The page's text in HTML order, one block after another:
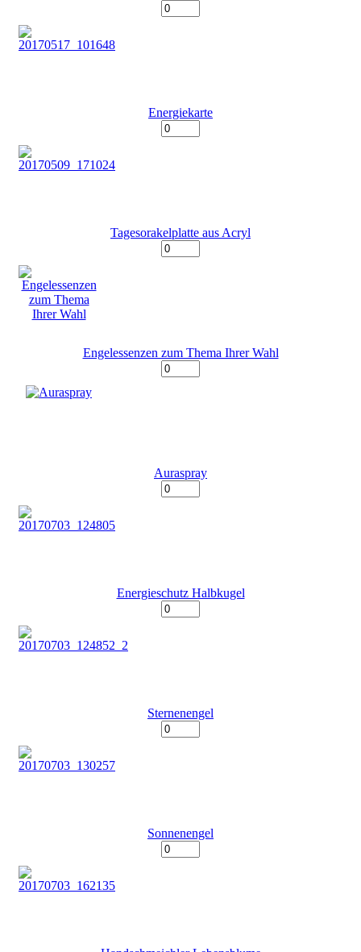
Energiekarte
Tagesorakelplatte aus Acryl
Engelessenzen zum Thema Ihrer Wahl
Auraspray
Energieschutz Halbkugel
Sternenengel
Sonnenengel